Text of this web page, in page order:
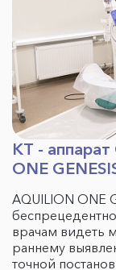
КТ -
ONE
AQUILION ONE
врачам видеть
раннему
точной